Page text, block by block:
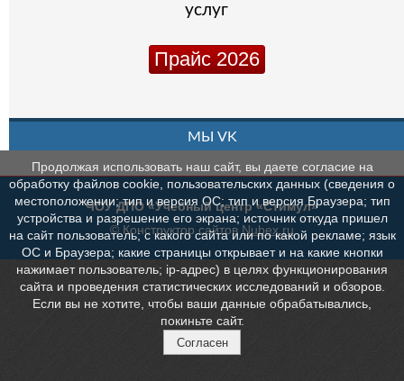
услуг
Прайс 2026
МЫ VK
ЧОУ ДПО «Учебный центр «Стимул»
© Конструктор сайтовNubex.ru
Продолжая использовать наш сайт, вы даете согласие на
обработку файлов cookie, пользовательских данных (сведения о
местоположении; тип и версия ОС; тип и версия Браузера; тип
устройства и разрешение его экрана; источник откуда пришел
на сайт пользователь; с какого сайта или по какой рекламе; язык
ОС и Браузера; какие страницы открывает и на какие кнопки
нажимает пользователь; ip-адрес) в целях функционирования
сайта и проведения статистических исследований и обзоров.
Если вы не хотите, чтобы ваши данные обрабатывались,
покиньте сайт.
Согласен